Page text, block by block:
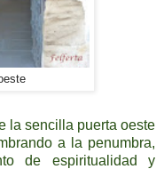
la sencilla puerta oeste
a la penumbra,
de espiritualidad y